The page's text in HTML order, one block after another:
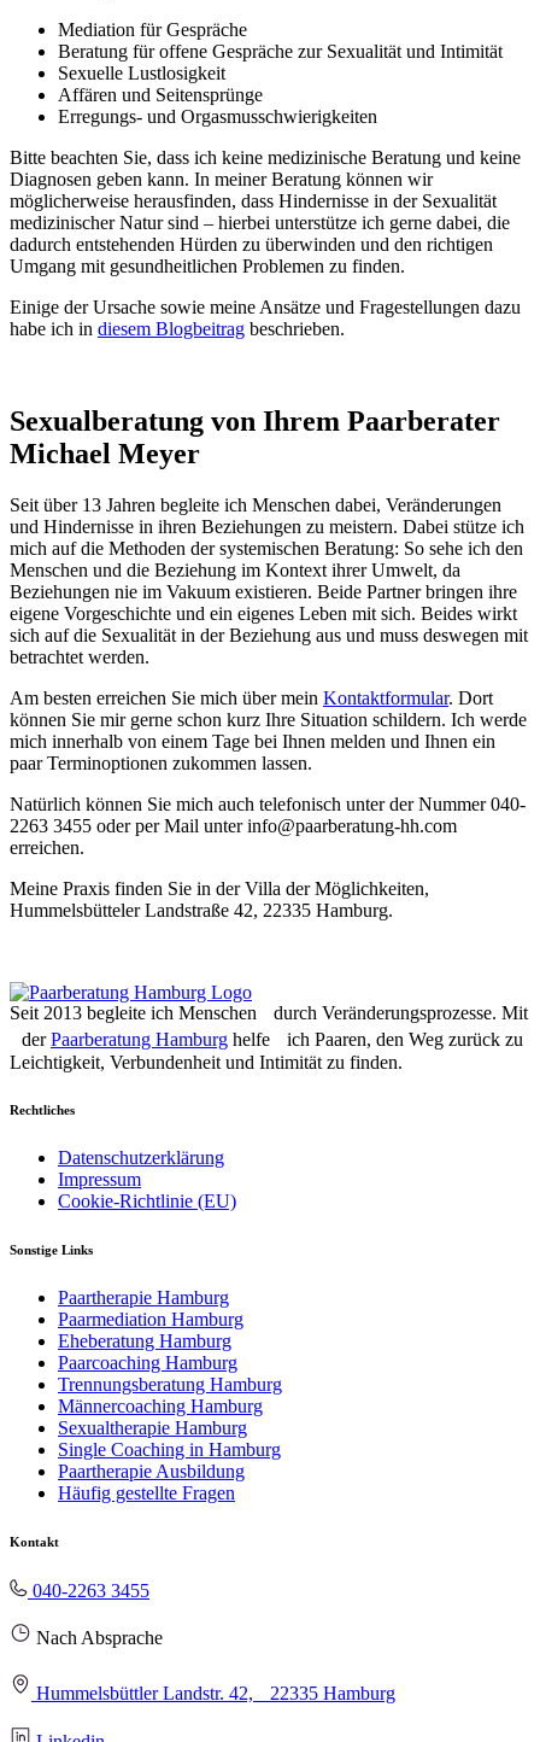
Mediation für Gespräche
Beratung für offene Gespräche zur Sexualität und Intimität
Sexuelle Lustlosigkeit
Affären und Seitensprünge
Erregungs- und Orgasmusschwierigkeiten
Bitte beachten Sie, dass ich keine medizinische Beratung und keine
Diagnosen geben kann. In meiner Beratung können wir
möglicherweise herausfinden, dass Hindernisse in der Sexualität
medizinischer Natur sind – hierbei unterstütze ich gerne dabei, die
dadurch entstehenden Hürden zu überwinden und den richtigen
Umgang mit gesundheitlichen Problemen zu finden.
Einige der Ursache sowie meine Ansätze und Fragestellungen dazu
habe ich in diesem Blogbeitrag beschrieben.
Sexualberatung von Ihrem Paarberater
Michael Meyer
Seit über 13 Jahren begleite ich Menschen dabei, Veränderungen
und Hindernisse in ihren Beziehungen zu meistern. Dabei stütze ich
mich auf die Methoden der systemischen Beratung: So sehe ich den
Menschen und die Beziehung im Kontext ihrer Umwelt, da
Beziehungen nie im Vakuum existieren. Beide Partner bringen ihre
eigene Vorgeschichte und ein eigenes Leben mit sich. Beides wirkt
sich auf die Sexualität in der Beziehung aus und muss deswegen mit
betrachtet werden.
Am besten erreichen Sie mich über mein Kontaktformular. Dort
können Sie mir gerne schon kurz Ihre Situation schildern. Ich werde
mich innerhalb von einem Tage bei Ihnen melden und Ihnen ein
paar Terminoptionen zukommen lassen.
Natürlich können Sie mich auch telefonisch unter der Nummer 040-
2263 3455 oder per Mail unter info@paarberatung-hh.com
erreichen.
Meine Praxis finden Sie in der Villa der Möglichkeiten,
Hummelsbütteler Landstraße 42, 22335 Hamburg.
Seit 2013 begleite ich Menschen durch Veränderungsprozesse. Mit
derPaarberatung Hamburg helfe ich Paaren, den Weg zurück zu
Leichtigkeit, Verbundenheit und Intimität zu finden.
Rechtliches
Datenschutzerklärung
Impressum
Cookie-Richtlinie (EU)
Sonstige Links
Paartherapie Hamburg
Paarmediation Hamburg
Eheberatung Hamburg
Paarcoaching Hamburg
Trennungsberatung Hamburg
Männercoaching Hamburg
Sexualtherapie Hamburg
Single Coaching in Hamburg
Paartherapie Ausbildung
Häufig gestellte Fragen
Kontakt
040-2263 3455
Nach Absprache
Hummelsbüttler Landstr. 42, 22335 Hamburg